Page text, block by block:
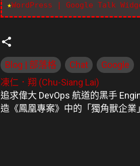
★WordPress | Google Talk
Blog | 部落格 Chat
Google
凍仁．翔 (Chu-Siang Lai)
追求偉大 DevOps 航道的黑手
造《鳳凰專案》中的「獨角獸企業